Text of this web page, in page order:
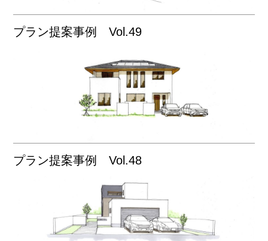
プラン提案事例 Vol.49
プラン提案事例 Vol.48